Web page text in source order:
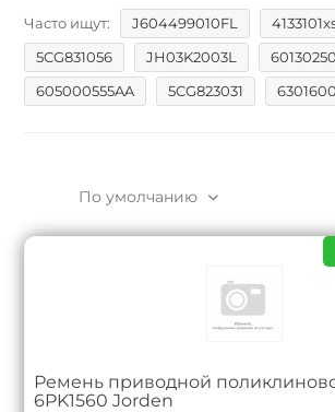
Часто ищут: J604499010FL
5CG831056
JH03K2003L
605000555AA
5CG823031
По умолчанию
Ремень приводной
6PK1560 Jorden